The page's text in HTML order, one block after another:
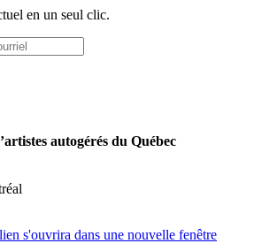
en un seul clic.
autogérés du Québec
s'ouvrira dans une nouvelle fenêtre